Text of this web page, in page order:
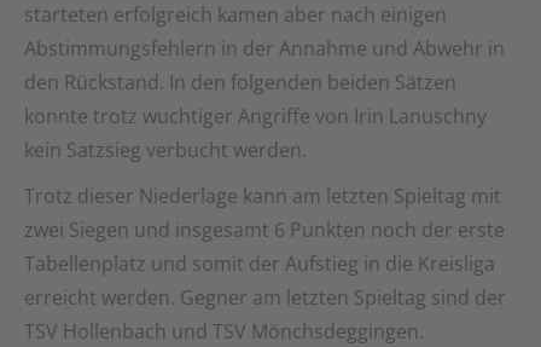
starteten erfolgreich kamen aber nach einigen
Abstimmungsfehlern in der Annahme und Abwehr in
den Rückstand. In den folgenden beiden Sätzen
konnte trotz wuchtiger Angriffe von Irin Lanuschny
kein Satzsieg verbucht werden.
Trotz dieser Niederlage kann am letzten Spieltag mit
zwei Siegen und insgesamt 6 Punkten noch der erste
Tabellenplatz und somit der Aufstieg in die Kreisliga
erreicht werden. Gegner am letzten Spieltag sind der
TSV Hollenbach und TSV Mönchsdeggingen.